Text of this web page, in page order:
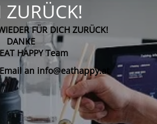
FÜR DICH ZURÜCK!
DANKE
HAPPY Team
an info@eathappy.at